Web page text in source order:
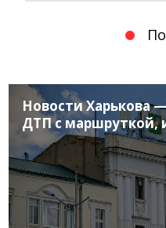
Новости Харькова
ДТП с маршруткой,